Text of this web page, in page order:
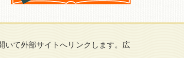
いて外部サイトへリンクします。広